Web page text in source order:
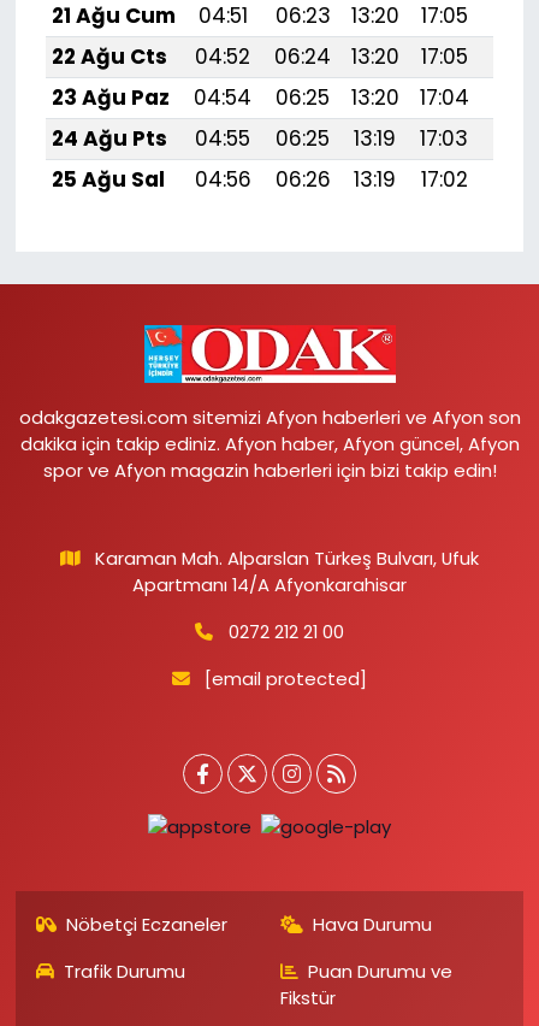
21 Ağu Cum
04:51 06:23 13:20 17:05
22 Ağu Cts
04:52 06:24 13:20 17:05
23 Ağu Paz
04:54 06:25 13:20 17:04
24 Ağu Pts
04:55 06:25 13:19 17:03
25 Ağu Sal
04:56 06:26 13:19 17:02
odakgazetesi.com sitemizi Afyon haberleri ve Afyon son
dakika için takip ediniz. Afyon haber, Afyon güncel, Afyon
spor ve Afyon magazin haberleri için bizi takip edin!
Karaman Mah. Alparslan Türkeş Bulvarı, Ufuk
Apartmanı 14/A Afyonkarahisar
0272 212 21 00
[email protected]
Nöbetçi Eczaneler
Hava Durumu
Trafik Durumu
Puan Durumu ve
Fikstür